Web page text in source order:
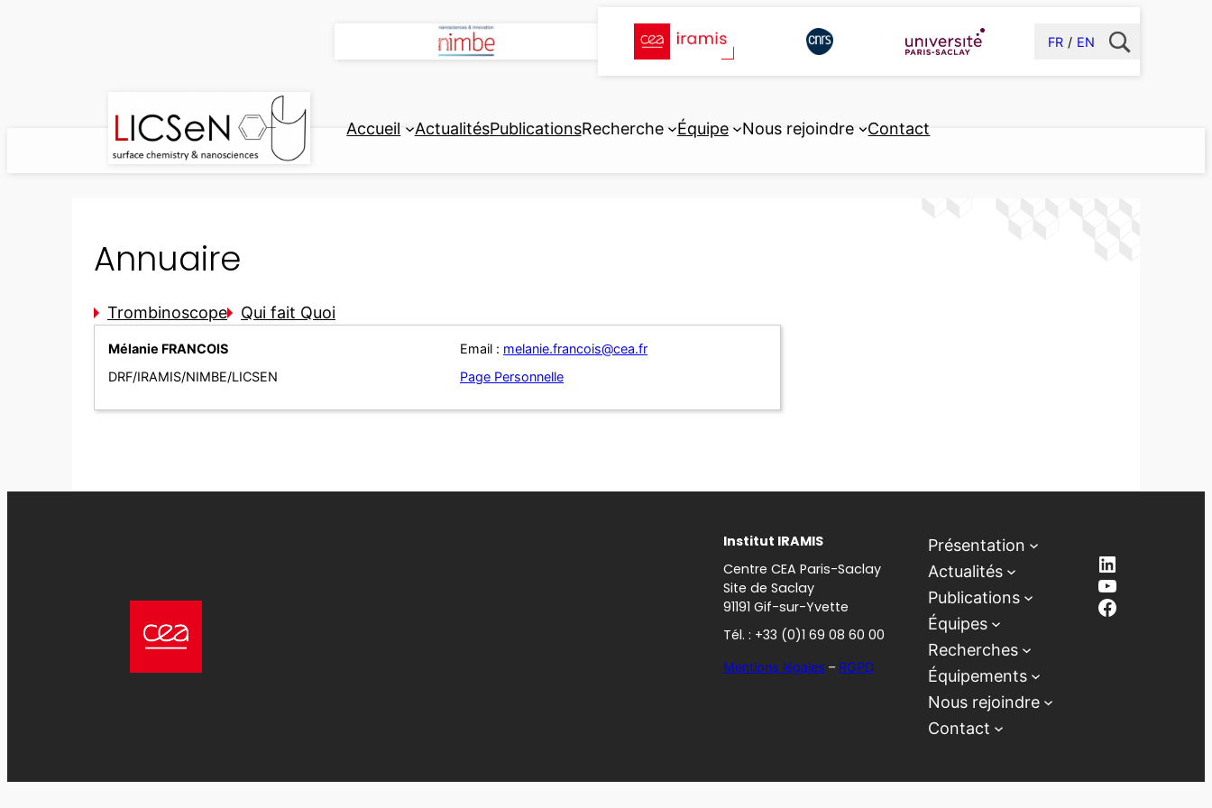
FR EN
Accueil ActualitésPublicationsRecherche Équipe Nous rejoindre Contact
Annuaire
Trombinoscope Qui fait Quoi
Mélanie FRANCOIS
DRF/IRAMIS/NIMBE/LICSEN
Email : melanie.francois@cea.fr
Page Personnelle
Institut IRAMIS
Centre CEA Paris-Saclay
Site de Saclay
91191 Gif-sur-Yvette
Tél. : +33 (0)1 69 08 60 00
Mentions légales – RGPD
Présentation
Actualités
Publications
Équipes
Recherches
Équipements
Nous rejoindre
Contact
LinkedIn
YouTube
Facebook